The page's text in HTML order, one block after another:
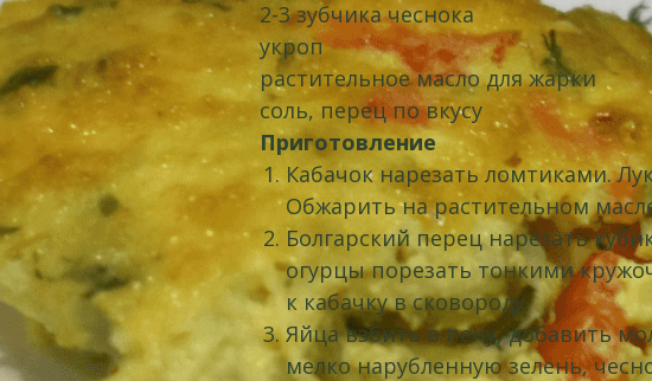
2-3 зубчика чеснока
укроп
растительное масло для жарки
соль, перец по вкусу
Приготовление
Кабачок нарезать ломтиками.
Обжарить на растительном
Болгарский перец нарезать
огурцы порезать тонкими
к кабачку в сковороду.
Яйца взбить в пену, добавить
мелко нарубленную зелень,